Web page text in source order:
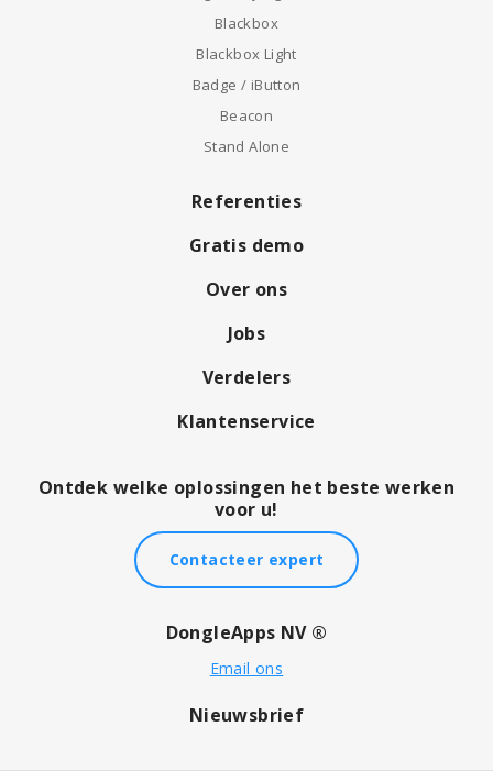
Blackbox
Blackbox Light
Badge / iButton
Beacon
Stand Alone
Referenties
Gratis demo
Over ons
Jobs
Verdelers
Klantenservice
Ontdek welke oplossingen het beste werken
voor u!
Contacteer expert
DongleApps NV ®
Email ons
Nieuwsbrief